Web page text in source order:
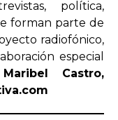
política,
forman parte de
radiofónico,
especial
Castro,